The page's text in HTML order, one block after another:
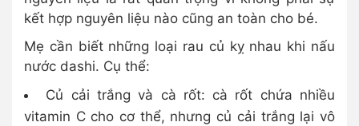
kết hợp nguyên liệu nào cũng an toàn cho bé.
Mẹ cần biết những loại rau củ kỵ nhau khi nấu
nước dashi. Cụ thể:
Củ cải trắng và cà rốt: cà rốt chứa nhiều
vitamin C cho cơ thể, nhưng củ cải trắng lại vô